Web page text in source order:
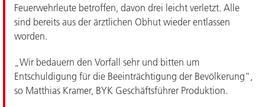
Feuerwehrleute betroffen, davon drei leicht verletzt. Alle
sind bereits aus der ärztlichen Obhut wieder entlassen
worden.
„Wir bedauern den Vorfall sehr und bitten um
Entschuldigung für die Beeinträchtigung der Bevölkerung“,
so Matthias Kramer, BYK Geschäftsführer Produktion.